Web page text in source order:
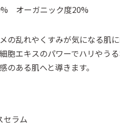
オーガニック度20%
の乱れやくすみが気になる肌
胞エキスのパワーでハリやう
のある肌へと導きます。
セラム